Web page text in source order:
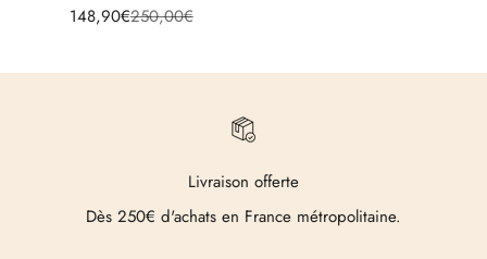
Prix de vente
148,90€Prix normal
250,00€
Livraison offerte
Dès 250€ d'achats en France métropolitaine.